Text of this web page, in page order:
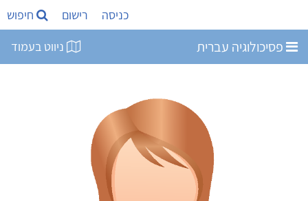
כניסה רישום חיפוש
פסיכולוגיה עברית ניווט בעמוד